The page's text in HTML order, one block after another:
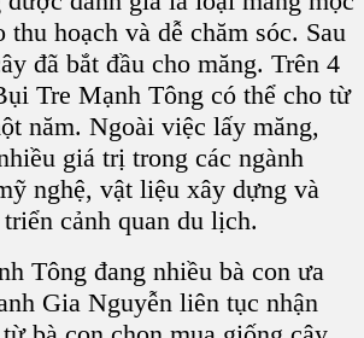
thu hoạch và dễ chăm sóc. Sau
đã bắt đầu cho măng. Trên 4
Tre Mạnh Tông có thể cho từ
năm. Ngoài việc lấy măng,
giá trị trong các ngành
nghệ, vật liệu xây dựng và
cảnh quan du lịch.
Tông đang nhiều bà con ưa
Gia Nguyễn liên tục nhận